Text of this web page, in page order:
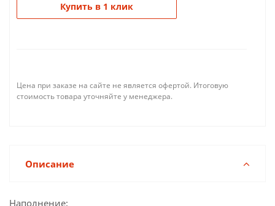
Купить в 1 клик
Цена при заказе на сайте не является офертой. Итоговую
стоимость товара уточняйте у менеджера.
Описание
Наполнение: